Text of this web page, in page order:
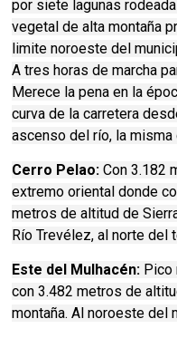
por siete lagunas
vegetal de alta montaña
limite noroeste del
A tres horas de marcha
Merece la pena en la
curva de la carretera
ascenso del río, la
Cerro Pelao:Con 3.182
extremo oriental donde
metros de altitud de
Río Trevélez, al norte del
Este del Mulhacén: Pico
con 3.482 metros de
montaña. Al noroeste del